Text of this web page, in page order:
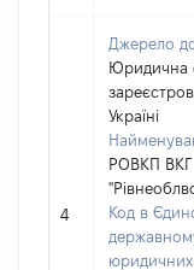
4
Джерело
Юридична
Україні
РОВКП ВКГ
Код в
юридичних